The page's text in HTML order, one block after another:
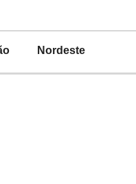
Nordeste